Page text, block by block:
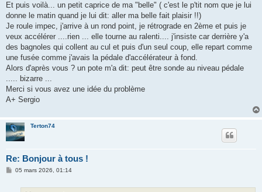
Et puis voilà... un petit caprice de ma "belle" ( c'est le p'tit nom que je lui
donne le matin quand je lui dit: aller ma belle fait plaisir !!)
Je roule impec, j'arrive à un rond point, je rétrograde en 2ème et puis je
veux accélérer ....rien ... elle tourne au ralenti.... j'insiste car derrière y'a
des bagnoles qui collent au cul et puis d'un seul coup, elle repart comme
une fusée comme j'avais la pédale d'accélérateur à fond.
Alors d'après vous ? un pote m'a dit: peut être sonde au niveau pédale
..... bizarre ...
Merci si vous avez une idée du problème
A+ Sergio
Terton74
Re: Bonjour à tous !
M05 mars 2026, 01:14